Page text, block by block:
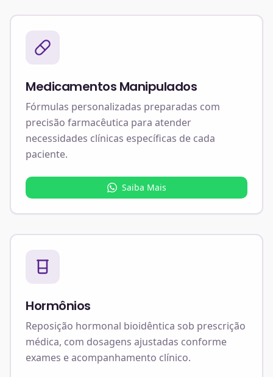
Medicamentos Manipulados
Fórmulas personalizadas preparadas com
precisão farmacêutica para atender
necessidades clínicas específicas de cada
paciente.
Saiba Mais
Hormônios
Reposição hormonal bioidêntica sob prescrição
médica, com dosagens ajustadas conforme
exames e acompanhamento clínico.